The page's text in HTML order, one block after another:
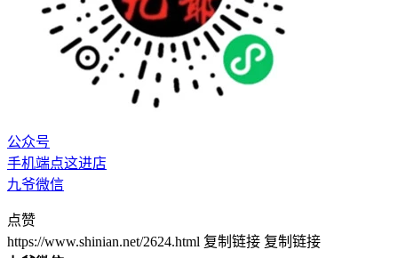
公众号
手机端点这进店
九爷微信
点赞
https://www.shinian.net/2624.html 复制链接 复制链接